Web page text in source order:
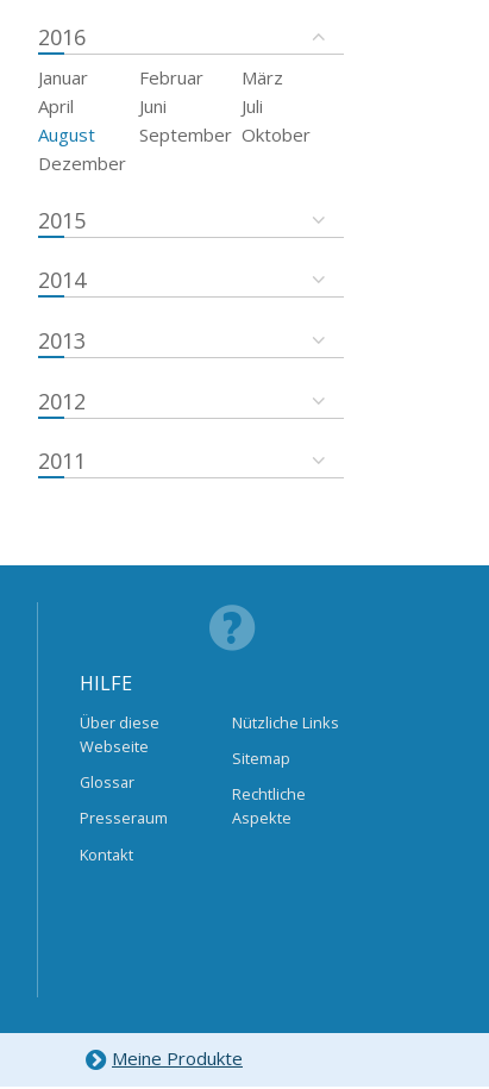
2016
Januar Februar
März
April
Juni
Juli
August
September Oktober
Dezember
2015
2014
2013
2012
2011
HILFE
Über diese
Webseite
Glossar
Presseraum
Kontakt
Nützliche Links
Sitemap
Rechtliche
Aspekte
Meine Produkte